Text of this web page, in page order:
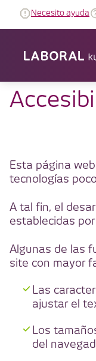
Necesito ayuda
Esta página
tecnologías
A tal fin, el
establecidas por
Algunas de las
site con mayor
Las
ajustar el
Los
del